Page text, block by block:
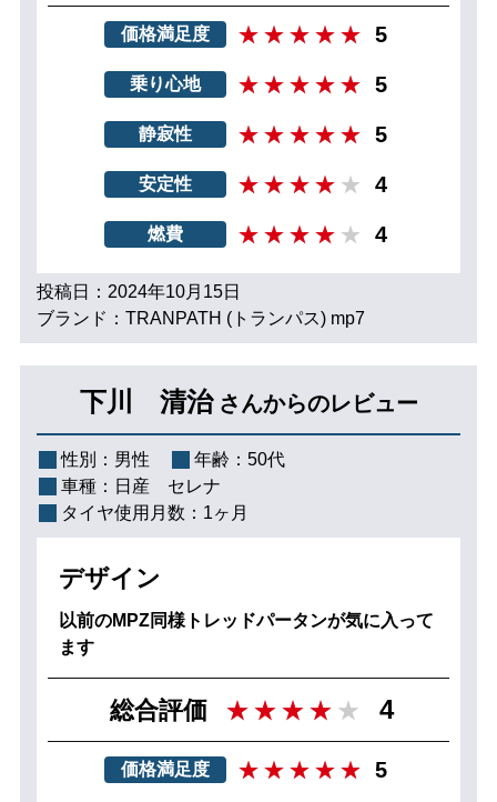
価格満足度 5
乗り心地 5
静寂性 5
安定性 4
燃費 4
投稿日：2024年10月15日
ブランド：TRANPATH (トランパス) mp7
下川 清治 さんからのレビュー
性別： 男性 年齢： 50代
車種： 日産 セレナ
タイヤ使用月数： 1ヶ月
デザイン
以前のMPZ同様トレッドパータンが気に入って
ます
総合評価 4
価格満足度 5